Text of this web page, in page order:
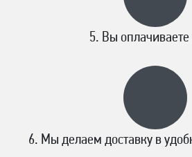
Вы оплачиваете
Мы делаем доставку в